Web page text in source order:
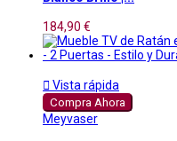
184,90 €
 Vista rápida
Compra Ahora
Meyvaser